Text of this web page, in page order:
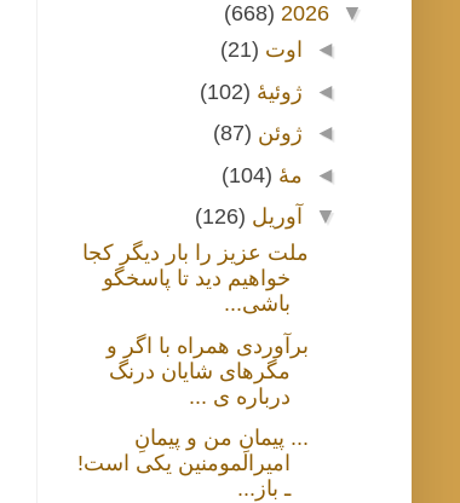
▼
2026
(668)
◄
اوت (21)
◄ ژوئیهٔ (102)
◄ ژوئن (87)
◄ مهٔ (104)
▼
آوریل (126)
ملت عزیز را بار دیگر کجا
خواهیم دید تا پاسخگو
باشی...
برآوردی همراه با اگر و
مگرهای شایان درنگ
درباره ی ...
... پیمانِ من و پیمانِ
امیرالمومنین یکی است!
ـ باز...